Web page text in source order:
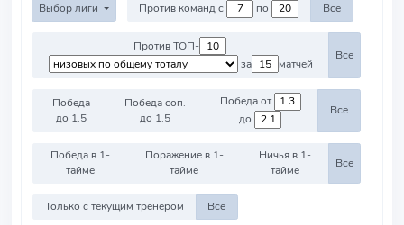
Выбор лиги Против команд с по Все
Против ТОП-
за
матчей
Все
Победа
до 1.5
Победа соп.
до 1.5
Победа от
до
Все
Победа в 1-
тайме
Поражение в 1-
тайме
Ничья в 1-
тайме
Все
Только с текущим тренером Все